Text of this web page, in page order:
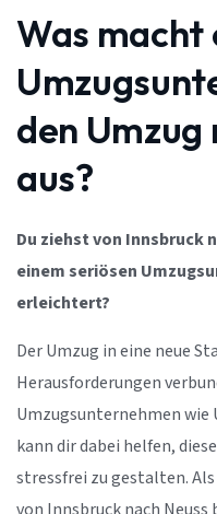
Was macht
den Umzug
aus?
Du ziehst von Innsbruck
einem seriösen
erleichtert?
Der Umzug in eine neue
Herausforderungen
Umzugsunternehmen wie
kann dir dabei helfen,
stressfrei zu gestalten.